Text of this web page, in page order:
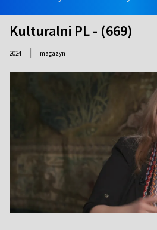
Kulturalni PL - (669)
2024 | magazyn